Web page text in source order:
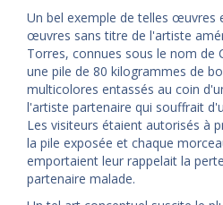
Un bel exemple de telles œuvres
œuvres sans titre de l'artiste
Torres, connues sous le nom de
une pile de 80 kilogrammes de
multicolores entassés au coin
l'artiste partenaire qui souffrait
Les visiteurs étaient autorisés à
la pile exposée et chaque
emportaient leur rappelait la
partenaire malade.